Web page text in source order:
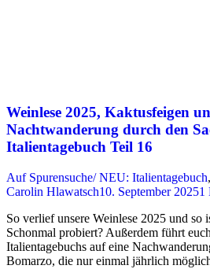
Weinlese 2025, Kaktusfeigen
Nachtwanderung durch den
Italientagebuch Teil 16
Auf Spurensuche/ NEU: Italientagebuch,
Carolin Hlawatsch10. September 20251
So verlief unsere Weinlese 2025 und so
Schonmal probiert? Außerdem führt
Italientagebuchs auf eine
Bomarzo, die nur einmal jährlich